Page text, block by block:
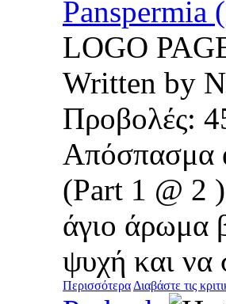
Panspermia
LOGO
Written by
Προβολές:
Απόσπασμα
(Part 1
άγιο άρωμα
ψυχή και
ΠερισσότεραΔιαβάστε τις